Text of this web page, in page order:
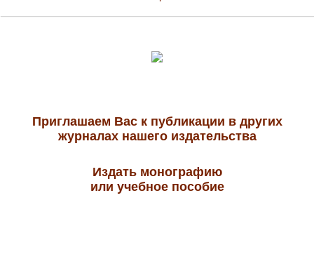
Приглашаем Вас к публикации в других
журналах нашего издательства
Издать монографию
или учебное пособие